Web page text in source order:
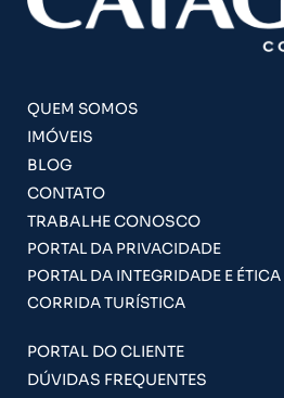
QUEM SOMOS
IMÓVEIS
BLOG
CONTATO
TRABALHE CONOSCO
PORTAL DA PRIVACIDADE
PORTAL DA INTEGRIDADE E ÉTICA
CORRIDA TURÍSTICA
PORTAL DO CLIENTE
DÚVIDAS FREQUENTES